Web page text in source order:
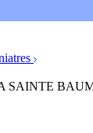
SAINTE